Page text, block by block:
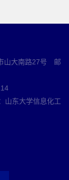
山大南路27号 邮
山东大学信息化工